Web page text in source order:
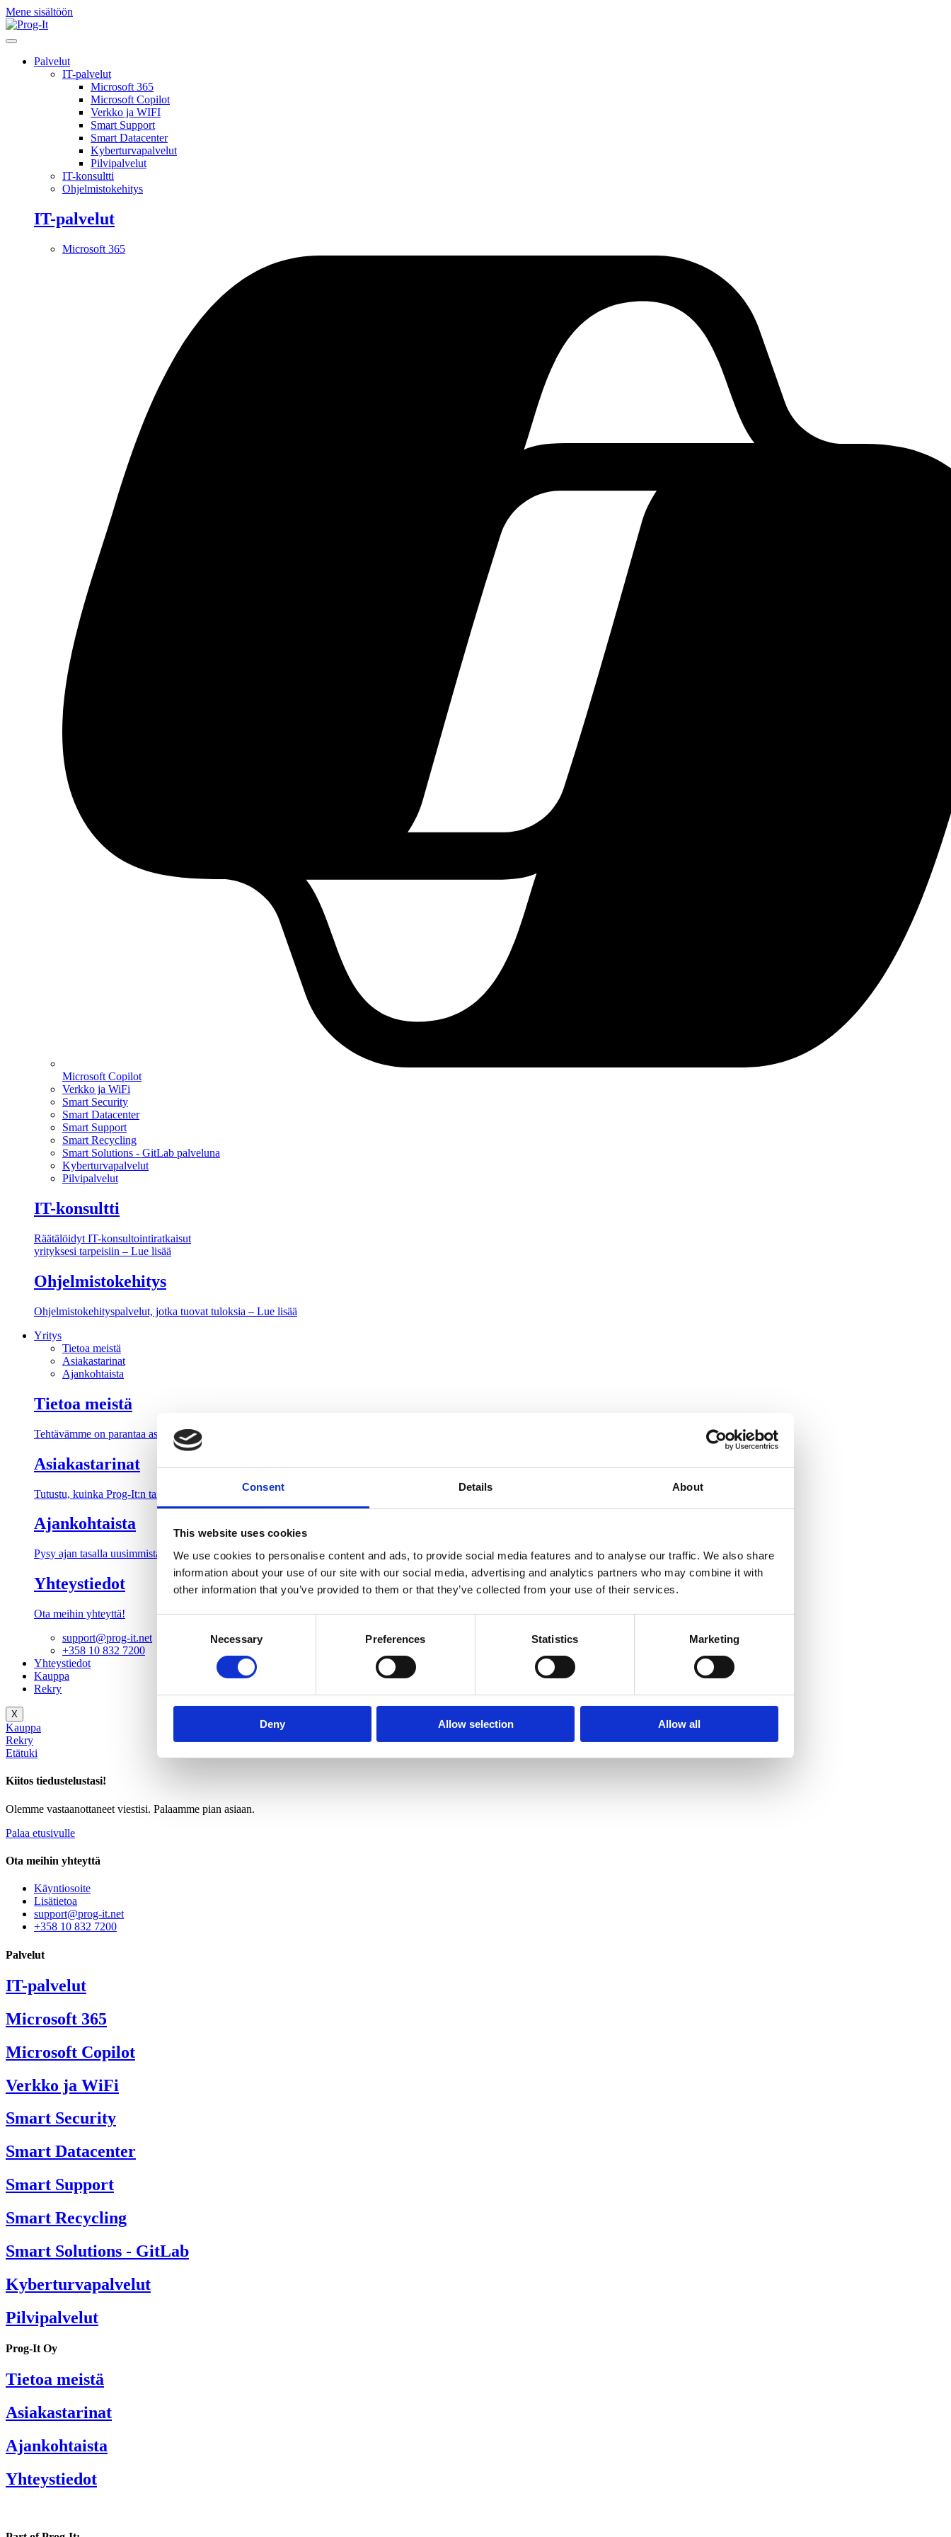
Consent Details About
This website uses cookies
We use cookies to personalise content and ads, to provide social media features and to analyse our traffic. We also share
information about your use of our site with our social media, advertising and analytics partners who may combine it with
other information that you’ve provided to them or that they’ve collected from your use of their services.
Necessary Preferences Statistics Marketing
Deny Allow selection Allow all
Mene sisältöön
Palvelut
IT-palvelut
Microsoft 365
Microsoft Copilot
Verkko ja WIFI
Smart Support
Smart Datacenter
Kyberturvapalvelut
Pilvipalvelut
IT-konsultti
Ohjelmistokehitys
IT-palvelut
Microsoft 365
Microsoft Copilot
Verkko ja WiFi
Smart Security
Smart Datacenter
Smart Support
Smart Recycling
Smart Solutions - GitLab palveluna
Kyberturvapalvelut
Pilvipalvelut
IT-konsultti
Räätälöidyt IT-konsultointiratkaisut
yrityksesi tarpeisiin – Lue lisää
Ohjelmistokehitys
Ohjelmistokehityspalvelut, jotka tuovat tuloksia – Lue lisää
Yritys
Tietoa meistä
Asiakastarinat
Ajankohtaista
Tietoa meistä
Tehtävämme on parantaa asiakkaidemme tuottavuutta ja käyttäjäkokemusta asiakkaalle parhaiten soveltuvilla ICT-palveluilla ja -ratkaisuilla.
Asiakastarinat
Tutustu, kuinka Prog-It:n tarjoamat IT-palvelut ja asiantunteva IT-tuki ovat auttaneet asiakkaitamme saavuttamaan liiketoimintatavoitteensa ja parantamaan tuottavuutta.
Ajankohtaista
Pysy ajan tasalla uusimmista IT-alan, ohjelmistoratkaisujen, tietoturvan ja pilvipalveluiden uutisista.
Yhteystiedot
Ota meihin yhteyttä!
support@prog-it.net
+358 10 832 7200
Yhteystiedot
Kauppa
Rekry
X
Kauppa
Rekry
Etätuki
Kiitos tiedustelustasi!
Olemme vastaanottaneet viestisi. Palaamme pian asiaan.
Palaa etusivulle
Ota meihin yhteyttä
Käyntiosoite
Lisätietoa
support@prog-it.net
+358 10 832 7200
Palvelut
IT-palvelut
Microsoft 365
Microsoft Copilot
Verkko ja WiFi
Smart Security
Smart Datacenter
Smart Support
Smart Recycling
Smart Solutions - GitLab
Kyberturvapalvelut
Pilvipalvelut
Prog-It Oy
Tietoa meistä
Asiakastarinat
Ajankohtaista
Yhteystiedot